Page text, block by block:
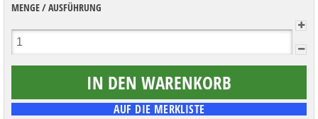
MENGE / AUSFÜHRUNG